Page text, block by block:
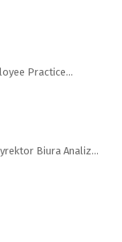
Practice…
Biura Analiz…